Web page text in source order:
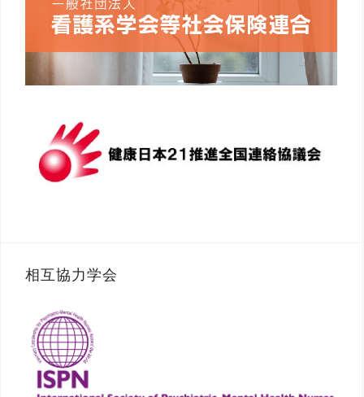
相互協力学会